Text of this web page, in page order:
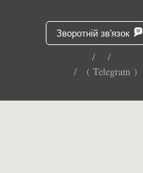
Зворотній зв'язок
/ /
/ ( Telegram )